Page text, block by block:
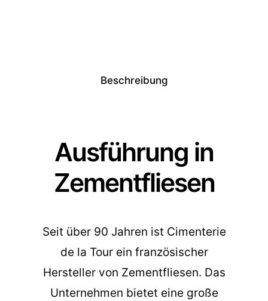
Beschreibung
Ausführung in
Zementfliesen
Seit über 90 Jahren ist Cimenterie
de la Tour ein französischer
Hersteller von Zementfliesen. Das
Unternehmen bietet eine große